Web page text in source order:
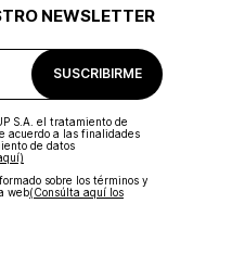
NEWSLETTER
SUSCRIBIRME
S.A. el tratamiento de
acuerdo a las finalidades
de datos
sobre los términos y
web‎(Consúlta aquí los